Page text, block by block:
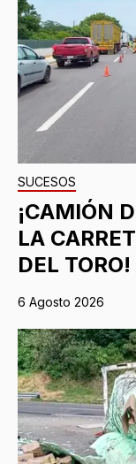
SUCESOS
¡CAMIÓN
LA
DEL TORO!
6 Agosto 2026